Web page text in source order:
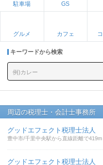
駐車場 GS
グルメ カフェ
キーワードから検索
周辺の税理士・会計士事務所
グッドエフェクト税理士法人
豊中市/千里中央駅から直線距離で419m
グッドエフェクト税理士法人